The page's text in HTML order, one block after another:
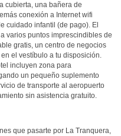
cubierta, una bañera de
conexión a Internet wifi
cuidado infantil (de pago). El
varios puntos imprescindibles de
gratis, un centro de negocios
el vestíbulo a tu disposición.
incluyen zona para
un pequeño suplemento
de transporte al aeropuerto
sin asistencia gratuito.
que pasarte por La Tranquera,